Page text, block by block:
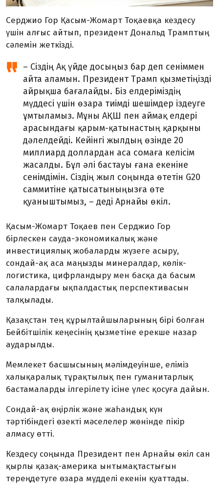
Серджио Гор Қасым-Жомарт Тоқаевқа кездесу
үшін алғыс айтып, президент Дональд Трамптың
сәлемін жеткізді.
– Сіздің Ақ үйде досыңыз бар деп сеніммен
айта аламын. Президент Трамп қызметіңізді
айрықша бағалайды. Біз елдеріміздің
мүддесі үшін өзара тиімді шешімдер іздеуге
ұмтыламыз. Мұны АҚШ пен аймақ елдері
арасындағы қарым-қатынастың қарқыны
дәлелдейді. Кейінгі жылдың өзінде 20
миллиард доллардан аса сомаға келісім
жасалды. Бұл әлі бастауы ғана екеніне
сенімдімін. Сіздің жыл соңында өтетін G20
саммитіне қатысатыныңызға өте
қуаныштымыз, – деді Арнайы өкіл.
Қасым-Жомарт Тоқаев пен Серджио Гор
бірлескен сауда-экономикалық және
инвестициялық жобаларды жүзеге асыру,
сондай-ақ аса маңызды минералдар, көлік-
логистика, цифрландыру мен басқа да басым
салалардағы ықпалдастық перспективасын
талқылады.
Қазақстан тең құрылтайшыларының бірі болған
Бейбітшілік кеңесінің қызметіне ерекше назар
аударылды.
Мемлекет басшысының мәлімдеуінше, еліміз
халықаралық тұрақтылық пен гуманитарлық
бастамаларды ілгерілету ісіне үлес қосуға дайын.
Сондай-ақ өңірлік және жаһандық күн
тәртібіндегі өзекті мәселелер жөнінде пікір
алмасу өтті.
Кездесу соңында Президент пен Арнайы өкіл сан
қырлы қазақ-америка ынтымақтастығын
тереңдетуге өзара мүдделі екенін қуаттады.